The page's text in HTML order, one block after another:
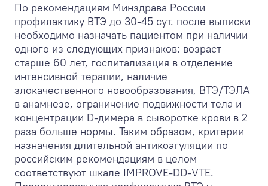
По рекомендациям Минздрава России
профилактику ВТЭ до 30-45 сут. после выписки
необходимо назначать пациентом при наличии
одного из следующих признаков: возраст
старше 60 лет, госпитализация в отделение
интенсивной терапии, наличие
злокачественного новообразования, ВТЭ/ТЭЛА
в анамнезе, ограничение подвижности тела и
концентрации D-димера в сыворотке крови в 2
раза больше нормы. Таким образом, критерии
назначения длительной антикоагуляции по
российским рекомендациям в целом
соответствуют шкале IMPROVE-DD-VTE.